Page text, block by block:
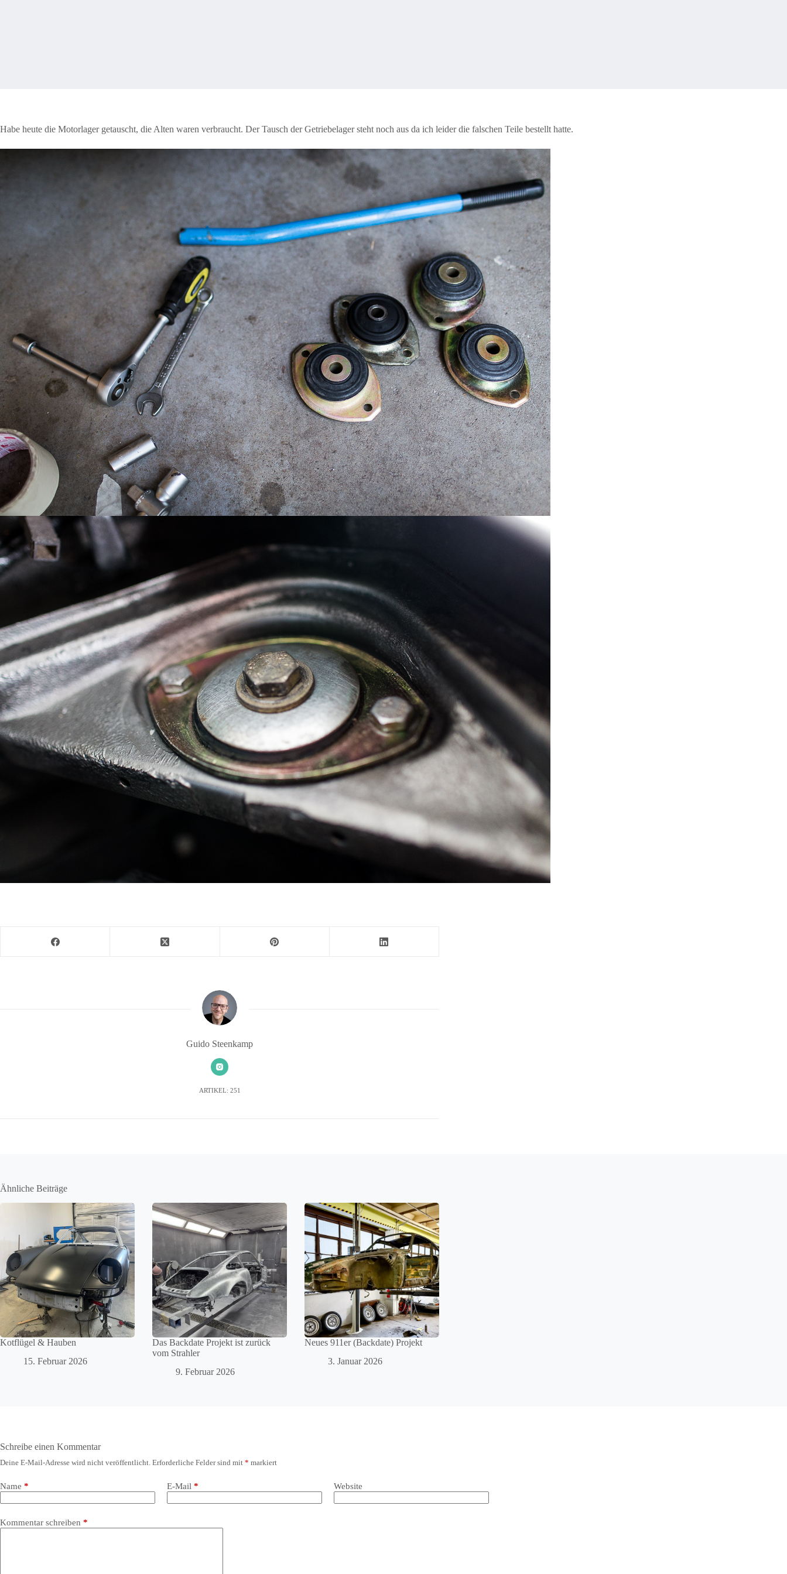
Habe heute die Motorlager getauscht, die Alten waren verbraucht. Der Tausch der Getriebelager steht noch aus da ich leider die falschen Teile bestellt hatte.
Guido Steenkamp
ARTIKEL: 251
Ähnliche Beiträge
Kotflügel & Hauben
15. Februar 2026
Das Backdate Projekt ist zurück
vom Strahler
9. Februar 2026
Neues 911er (Backdate) Projekt
3. Januar 2026
Schreibe einen Kommentar
Deine E-Mail-Adresse wird nicht veröffentlicht. Erforderliche Felder sind mit * markiert
Name * E-Mail * Website
Kommentar schreiben *